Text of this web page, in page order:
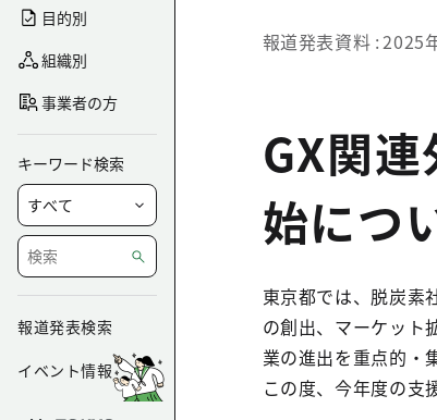
目的別
組織別
事業者の方
キーワード検索
報道発表検索
イベント情報
報道発表資料 2025
GX関
始につ
東京都では、脱炭素
の創出、マーケット
業の進出を重点的・
この度、今年度の支